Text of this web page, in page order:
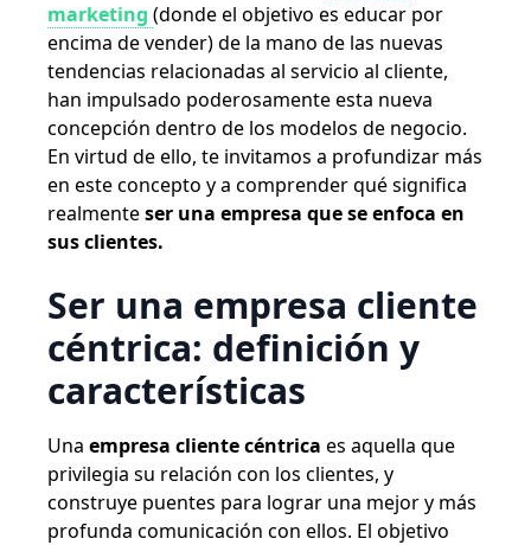
marketing (donde el objetivo es educar por
encima de vender) de la mano de las nuevas
tendencias relacionadas al servicio al cliente,
han impulsado poderosamente esta nueva
concepción dentro de los modelos de negocio.
En virtud de ello, te invitamos a profundizar más
en este concepto y a comprender qué significa
realmenteser una empresa que se enfoca en
sus clientes.
Ser una empresa cliente
céntrica: definición y
características
Una empresa cliente céntrica es aquella que
privilegia su relación con los clientes, y
construye puentes para lograr una mejor y más
profunda comunicación con ellos. El objetivo